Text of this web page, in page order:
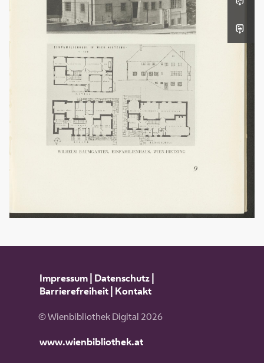
Impressum| Datenschutz|
Barrierefreiheit| Kontakt
© Wienbibliothek Digital 2026
www.wienbibliothek.at